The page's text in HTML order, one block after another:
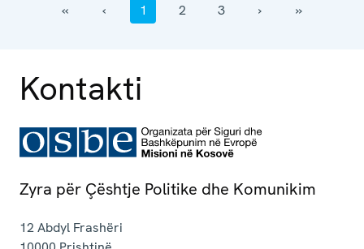
‹‹ ‹ 1 2 3 › ››
Kontakti
Zyra për Çështje Politike dhe Komunikim
12 Abdyl Frashëri